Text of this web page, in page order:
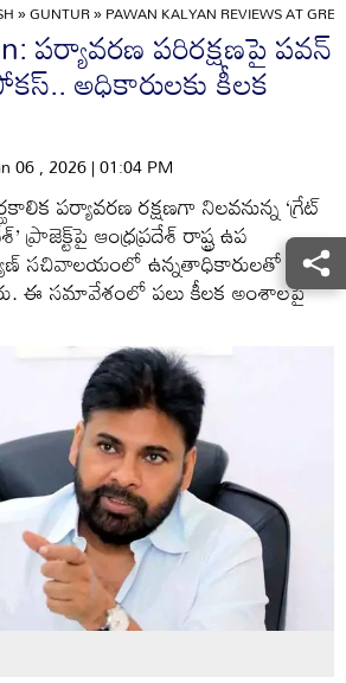
»GUNTUR»PAWAN KALYAN REVIEWS AT
పర్యావరణ పరిరక్షణపై పవన్
అధికారులకు కీలక
06 , 2026 | 01:04 PM
పర్యావరణ రక్షణగా నిలవనున్న ‘గ్రేట్
ప్రాజెక్ట్‌పై ఆంధ్రప్రదేశ్ రాష్ట్ర ఉప
సచివాలయంలో ఉన్నతాధికారులతో సమీక్ష
ఈ సమావేశంలో పలు కీలక అంశాలపై